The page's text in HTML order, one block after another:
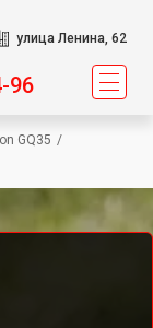
улица Ленина, 62
96
GQ35 /